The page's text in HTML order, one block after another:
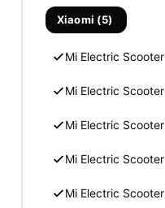
Xiaomi (5)
Mi Electric
Mi Electric
Mi Electric
Mi Electric
Mi Electric